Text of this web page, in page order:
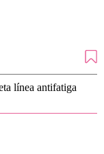
línea antifatiga